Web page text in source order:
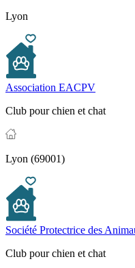
Lyon
Association EACPV
Club pour chien et chat
Lyon (69001)
Société Protectrice des
Club pour chien et chat